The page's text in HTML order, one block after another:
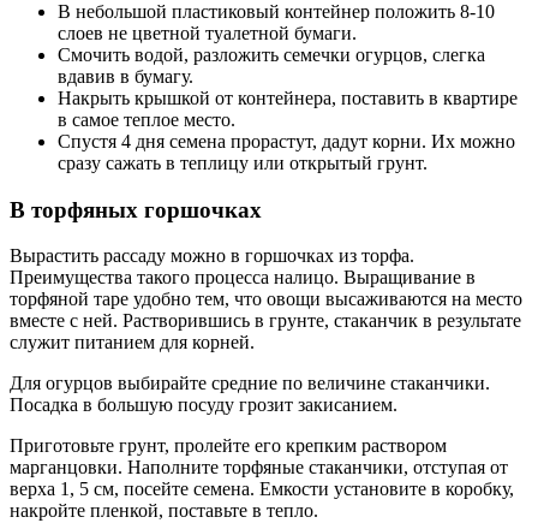
В небольшой пластиковый контейнер положить 8-10
слоев не цветной туалетной бумаги.
Смочить водой, разложить семечки огурцов, слегка
вдавив в бумагу.
Накрыть крышкой от контейнера, поставить в квартире
в самое теплое место.
Спустя 4 дня семена прорастут, дадут корни. Их можно
сразу сажать в теплицу или открытый грунт.
В торфяных горшочках
Вырастить рассаду можно в горшочках из торфа.
Преимущества такого процесса налицо. Выращивание в
торфяной таре удобно тем, что овощи высаживаются на место
вместе с ней. Растворившись в грунте, стаканчик в результате
служит питанием для корней.
Для огурцов выбирайте средние по величине стаканчики.
Посадка в большую посуду грозит закисанием.
Приготовьте грунт, пролейте его крепким раствором
марганцовки. Наполните торфяные стаканчики, отступая от
верха 1, 5 см, посейте семена. Емкости установите в коробку,
накройте пленкой, поставьте в тепло.